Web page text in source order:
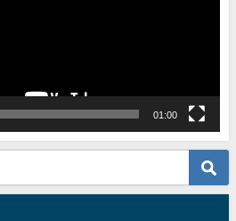
01:00